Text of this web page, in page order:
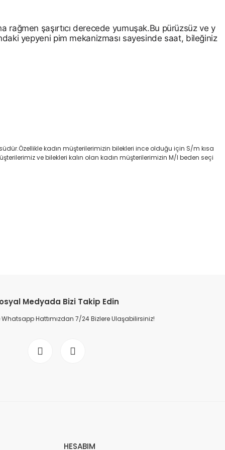
rağmen şaşırtıcı derecede yumuşak.Bu pürüzsüz ve y
yepyeni pim mekanizması sayesinde saat, bileğiniz
kadın müşterilerimizin bilekleri ince olduğu için S/m kısa
ve bilekleri kalın olan kadın müşterilerimizin M/l beden seçi
Medyada Bizi Takip Edin
Hattımızdan 7/24 Bizlere Ulaşabilirsiniz!
HESABIM